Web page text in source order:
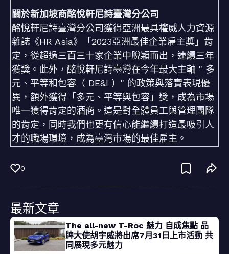
關於新加坡商酩悅軒尼詩臺灣分公司
酩悅軒尼詩臺灣分公司獲得亞洲最具權威人力資源
雜誌《HR Asia》「2023亞洲最佳企業雇主獎」肯
定，從超過三百三十家企業中脫穎而出，連續三年
獲獎。此外，酩悅軒尼詩臺灣在今年最大主軸 " 多
元、平等和包容（ DE&I ）" 的政策與落實表現優
異，額外獲得「多元、平等與包容」獎，成為市場
唯一獲得肯定的酒商。這是對全體員工與管理團隊
的肯定，同時我們也更有信心能繼續打造最吸引人
才的職場環境，成為臺灣市場的最佳雇主。
0
最新文章
The all-new T-Roc 魅力 自成焦點 品
牌大使胡宇威將出席7月31日上市活動 共
同展現多元魅力